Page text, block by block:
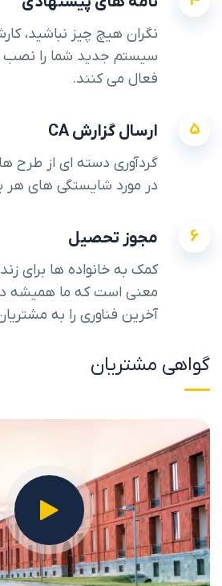
نگران هیچ چیز نباشید،
سیستم جدید شما را نصب
فعال می کنند.
5 ارسال گزارش CA
گردآوری دسته ای از
در مورد شایستگی های هر
6 مجوز تحصیل
کمک به خانواده ها برای
معنی است که ما همیشه
آخرین فناوری را به
گواهی مشتریان